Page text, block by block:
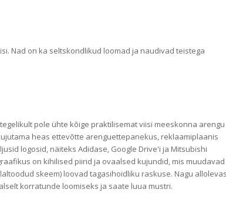
Nad on ka seltskondlikud loomad ja naudivad teistega
pole ühte kõige praktilisemat viisi meeskonna arengu
heas ettevõtte arenguettepanekus, reklaamiplaanis
logosid, näiteks Adidase, Google Drive'i ja Mitsubishi
on kihilised piirid ja ovaalsed kujundid, mis muudavad
skeem) loovad tagasihoidliku raskuse. Nagu allolevas
korratunde loomiseks ja saate luua mustri.